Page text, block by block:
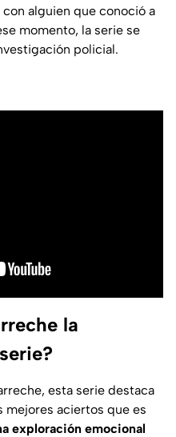
alguien que conoció a
momento, la serie se
policial.
la
esta serie destaca
mejores aciertos que es
exploración emocional